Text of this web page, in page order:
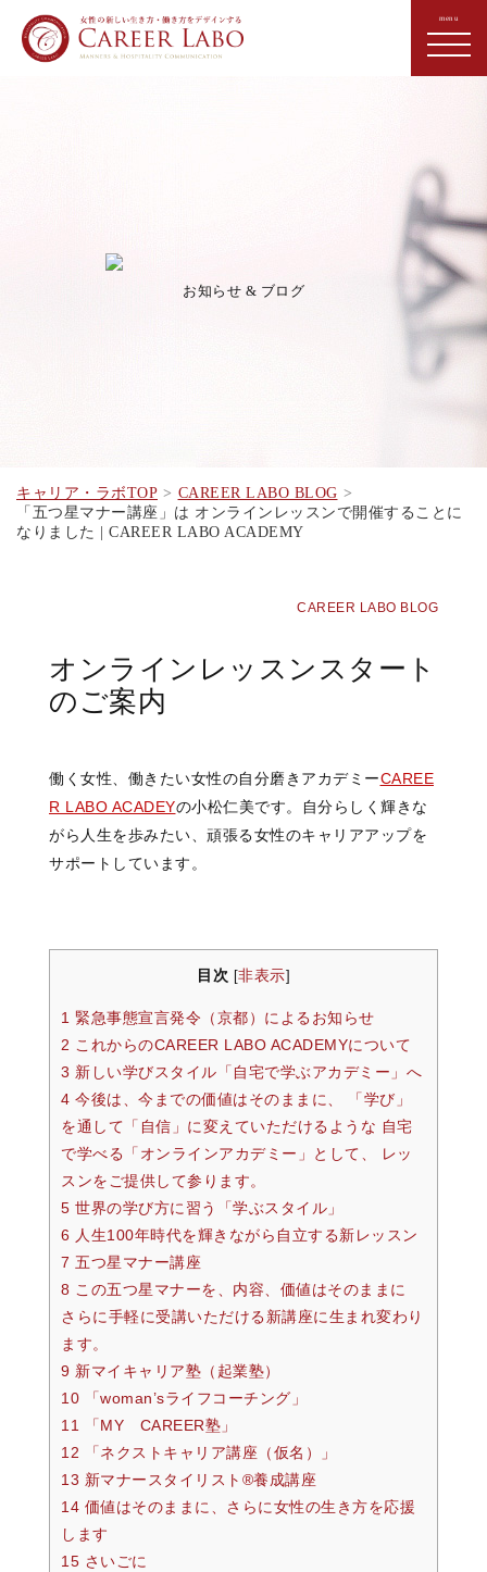
お知らせ & ブログ
キャリア・ラボTOP
CAREER LABO BLOG
「五つ星マナー講座」は オンラインレッスンで開催することに
なりました | CAREER LABO ACADEMY
CAREER LABO BLOG
オンラインレッスンスタート
のご案内
働く女性、働きたい女性の自分磨きアカデミーCAREE
R LABO ACADEYの小松仁美です。自分らしく輝きな
がら人生を歩みたい、頑張る女性のキャリアアップを
サポートしています。
目次 非表示
1 緊急事態宣言発令（京都）によるお知らせ
2 これからのCAREER LABO ACADEMYについて
3 新しい学びスタイル「自宅で学ぶアカデミー」へ
4 今後は、今までの価値はそのままに、 「学び」
を通して「自信」に変えていただけるような 自宅
で学べる「オンラインアカデミー」として、 レッ
スンをご提供して参ります。
5 世界の学び方に習う「学ぶスタイル」
6 人生100年時代を輝きながら自立する新レッスン
7 五つ星マナー講座
8 この五つ星マナーを、内容、価値はそのままに
さらに手軽に受講いただける新講座に生まれ変わり
ます。
9 新マイキャリア塾（起業塾）
10 「woman’sライフコーチング」
11 「MY CAREER塾」
12 「ネクストキャリア講座（仮名）」
13 新マナースタイリスト®︎養成講座
14 価値はそのままに、さらに女性の生き方を応援
します
15 さいごに